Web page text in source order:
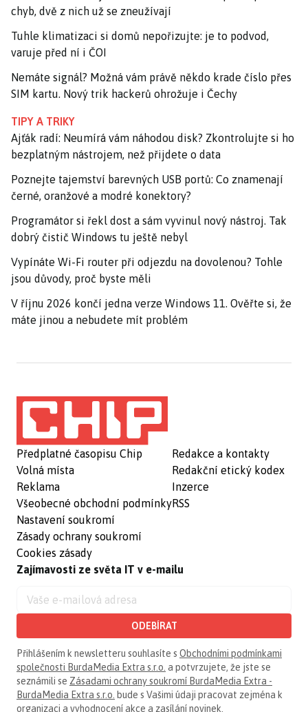
chyb, dvě z nich už se zneužívají
Tuhle klimatizaci si domů nepořizujte: je to podvod,
varuje před ní i ČOI
Nemáte signál? Možná vám právě někdo krade číslo přes
SIM kartu. Nový trik hackerů ohrožuje i Čechy
TIPY A TRIKY
Ajťák radí: Neumírá vám náhodou disk? Zkontrolujte si ho
bezplatným nástrojem, než přijdete o data
Poznejte tajemství barevných USB portů: Co znamenají
černé, oranžové a modré konektory?
Programátor si řekl dost a sám vyvinul nový nástroj. Tak
dobrý čistič Windows tu ještě nebyl
Vypínáte Wi-Fi router při odjezdu na dovolenou? Tohle
jsou důvody, proč byste měli
V říjnu 2026 končí jedna verze Windows 11. Ověřte si, že
máte jinou a nebudete mít problém
Předplatné časopisu Chip
Volná místa
Reklama
Všeobecné obchodní podmínky
Nastavení soukromí
Zásady ochrany soukromí
Cookies zásady
Redakce a kontakty
Redakční etický kodex
Inzerce
RSS
Zajímavosti ze světa IT v e-mailu
ODEBÍRAT
Přihlášením k newsletteru souhlasíte s Obchodními podmínkami
společnosti BurdaMedia Extra s.r.o. a potvrzujete, že jste se
seznámili se Zásadami ochrany soukromí BurdaMedia Extra -
BurdaMedia Extra s.r.o. bude s Vašimi údaji pracovat zejména k
organizaci a vyhodnocení akce a zasílání novinek.